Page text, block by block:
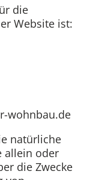
die
Website ist:
wohnbau.de
natürliche
allein oder
die Zwecke